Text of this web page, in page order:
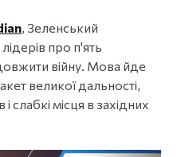
, Зеленський
про п'ять
війну. Мова йде
великої дальності,
і слабкі місця в західних